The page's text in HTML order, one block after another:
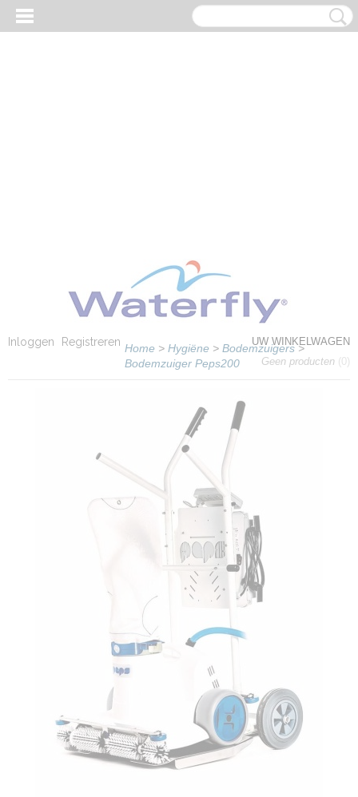
Inloggen Registreren
UW WINKELWAGEN
Geen producten (0)
Home > Hygiëne > Bodemzuigers>
Bodemzuiger Peps200